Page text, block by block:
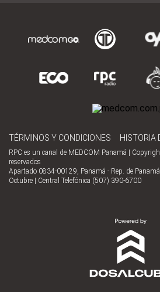
TÉRMINOS Y CONDICIONES HISTORIA
RPC es un canal de MEDCOM Panamá |
reservados
Apartado 0834-00129, Panamá - Rep. de
Octubre | Central Telefónica (507) 390-6700